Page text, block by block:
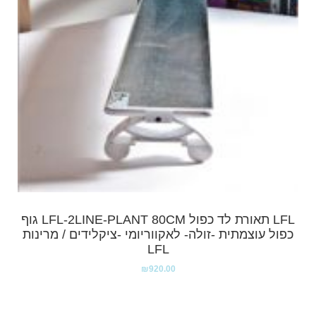
LFL תאורת לד כפול LFL-2LINE-PLANT 80CM גוף
כפול עוצמתית -זולה- לאקווריומי -ציקלידים / מרינות
LFL
₪920.00